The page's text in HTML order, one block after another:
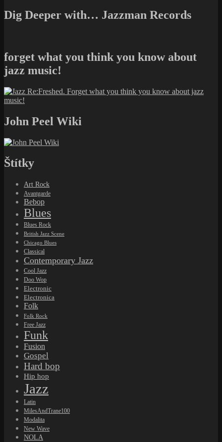
Dig Deeper with… Jazzman Records
forget what you think you know about
jazz music!
John Peel Wiki
Štítky
Art Rock
Avantgarde
Bebop
Blues
Blues Rock
British Jazz Scene
Chicago Blues
Classical
Contemporary Jazz
Cool Jazz
Doo Wop
Electronic
Electronica
Folk
Folk Rock
Free Jazz
Funk
Fusion
Gospel
Hard bop
Hip hop
Jazz
Latin
MilesAndTrane100
Modalita
New Wave
NOLA